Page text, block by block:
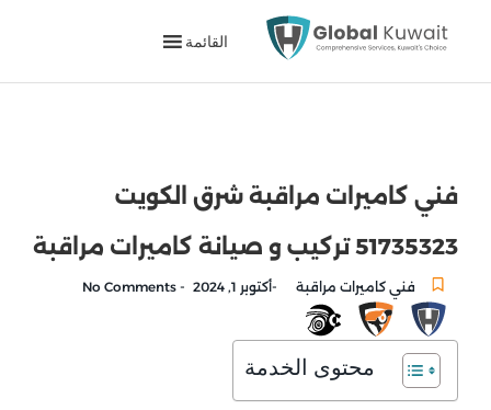
القائمة
فني كاميرات مراقبة شرق الكويت
51735323 تركيب و صيانة كاميرات مراقبة
فني كاميرات مراقبة -أكتوبر 1, 2024 -
محتوى الخدمة